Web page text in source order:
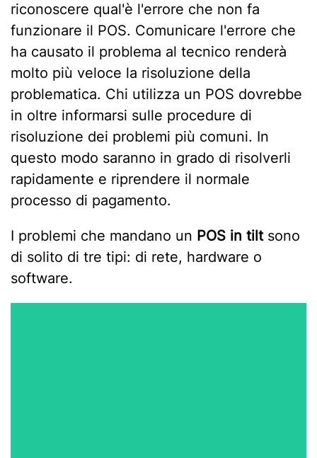
riconoscere qual'è l'errore che non fa
funzionare il POS. Comunicare l'errore che
ha causato il problema al tecnico renderà
molto più veloce la risoluzione della
problematica. Chi utilizza un POS dovrebbe
in oltre informarsi sulle procedure di
risoluzione dei problemi più comuni. In
questo modo saranno in grado di risolverli
rapidamente e riprendere il normale
processo di pagamento.
I problemi che mandano un POS in tiltsono
di solito di tre tipi: di rete, hardware o
software.